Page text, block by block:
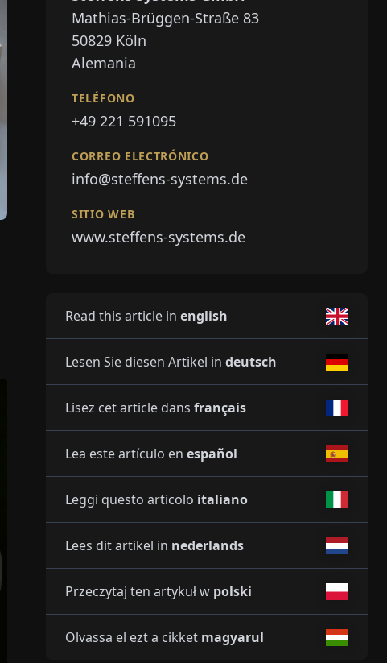
Mathias-Brüggen-Straße 83
50829 Köln
Alemania
TELÉFONO
+49 221 591095
CORREO ELECTRÓNICO
info@steffens-systems.de
SITIO WEB
www.steffens-systems.de
Read this article in english
Lesen Sie diesen Artikel in deutsch
Lisez cet article dans français
Lea este artículo en español
Leggi questo articolo italiano
Lees dit artikel in nederlands
Przeczytaj ten artykuł w polski
Olvassa el ezt a cikket magyarul